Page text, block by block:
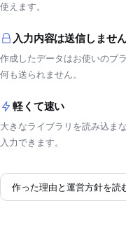
使えます。
入力内容は送信しませ
作成したデータはお使いのブ
何も送られません。
軽くて速い
大きなライブラリを読み込ま
入力できます。
作った理由と運営方針を読